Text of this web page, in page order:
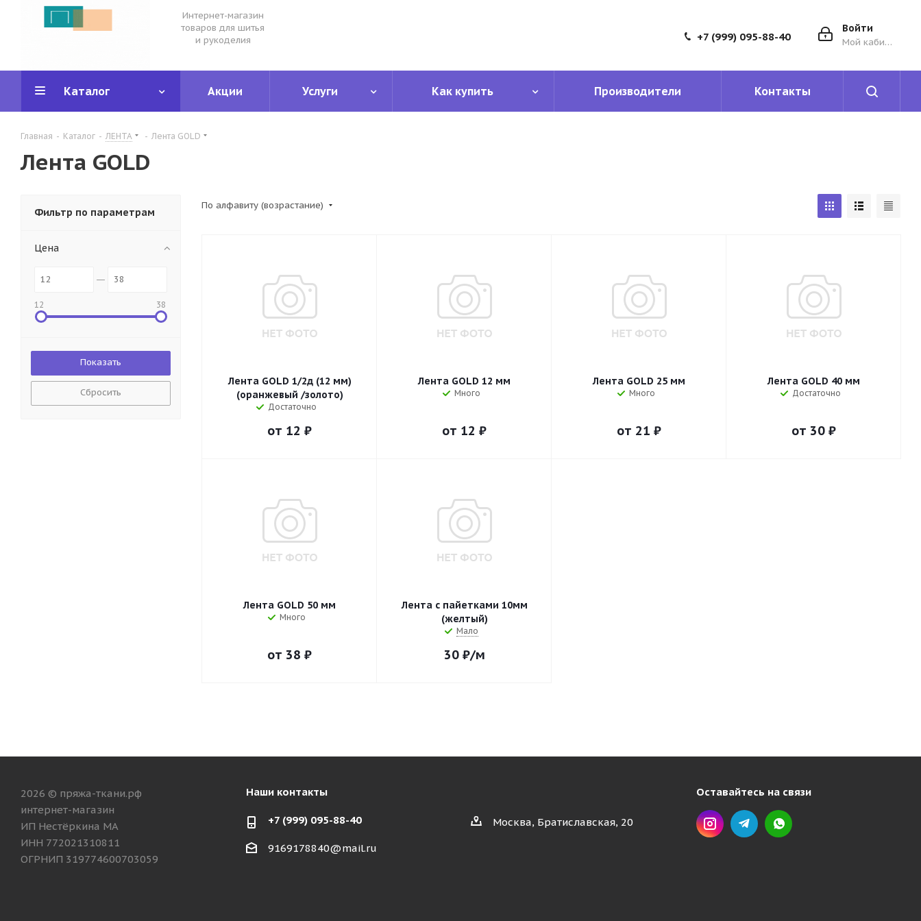
Интернет-магазин
товаров для шитья
и рукоделия
Войти
Мой кабинет
+7 (999) 095-88-40
Каталог Акции Услуги Как купить Производители Контакты
Главная - Каталог - ЛЕНТА - Лента GOLD
Лента GOLD
По алфавиту (возрастание)
Лента GOLD 1/2д (12 мм)
(оранжевый /золото)
Достаточно
от 12 ₽
Лента GOLD 12 мм
Много
от 12 ₽
Лента GOLD 25 мм
Много
от 21 ₽
Лента GOLD 40 мм
Достаточно
от 30 ₽
Лента GOLD 50 мм
Много
от 38 ₽
Лента с пайетками 10мм
(желтый)
Мало
30₽/м
Фильтр по параметрам
Цена
12 38
Сбросить
2026 © пряжа-ткани.рф
интернет-магазин
ИП Нестёркина МА
ИНН 772021310811
ОГРНИП 319774600703059
Наши контакты
+7 (999) 095-88-40
9169178840@mail.ru
Москва, Братиславская, 20
Оставайтесь на связи